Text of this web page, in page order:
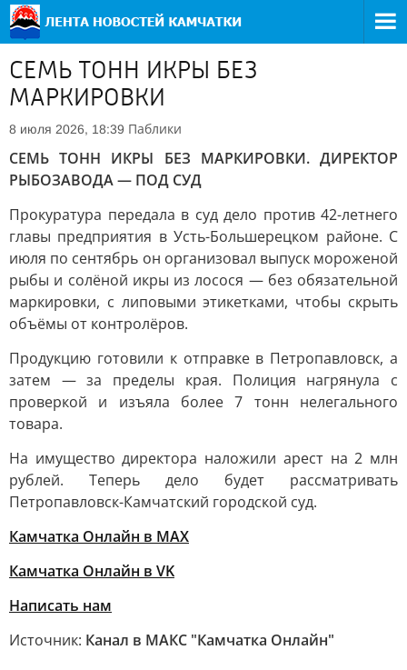
СЕМЬ ТОНН ИКРЫ БЕЗ
МАРКИРОВКИ
8 июля 2026, 18:39 Паблики
СЕМЬ ТОНН ИКРЫ БЕЗ МАРКИРОВКИ. ДИРЕКТОР
РЫБОЗАВОДА — ПОД СУД
Прокуратура передала в суд дело против 42-летнего
главы предприятия в Усть-Большерецком районе. С
июля по сентябрь он организовал выпуск мороженой
рыбы и солёной икры из лосося — без обязательной
маркировки, с липовыми этикетками, чтобы скрыть
объёмы от контролёров.
Продукцию готовили к отправке в Петропавловск, а
затем — за пределы края. Полиция нагрянула с
проверкой и изъяла более 7 тонн нелегального
товара.
На имущество директора наложили арест на 2 млн
рублей. Теперь дело будет рассматривать
Петропавловск-Камчатский городской суд.
Камчатка Онлайн в MAX
Камчатка Онлайн в VK
Написать нам
Источник: Канал в МАКС "Камчатка Онлайн"